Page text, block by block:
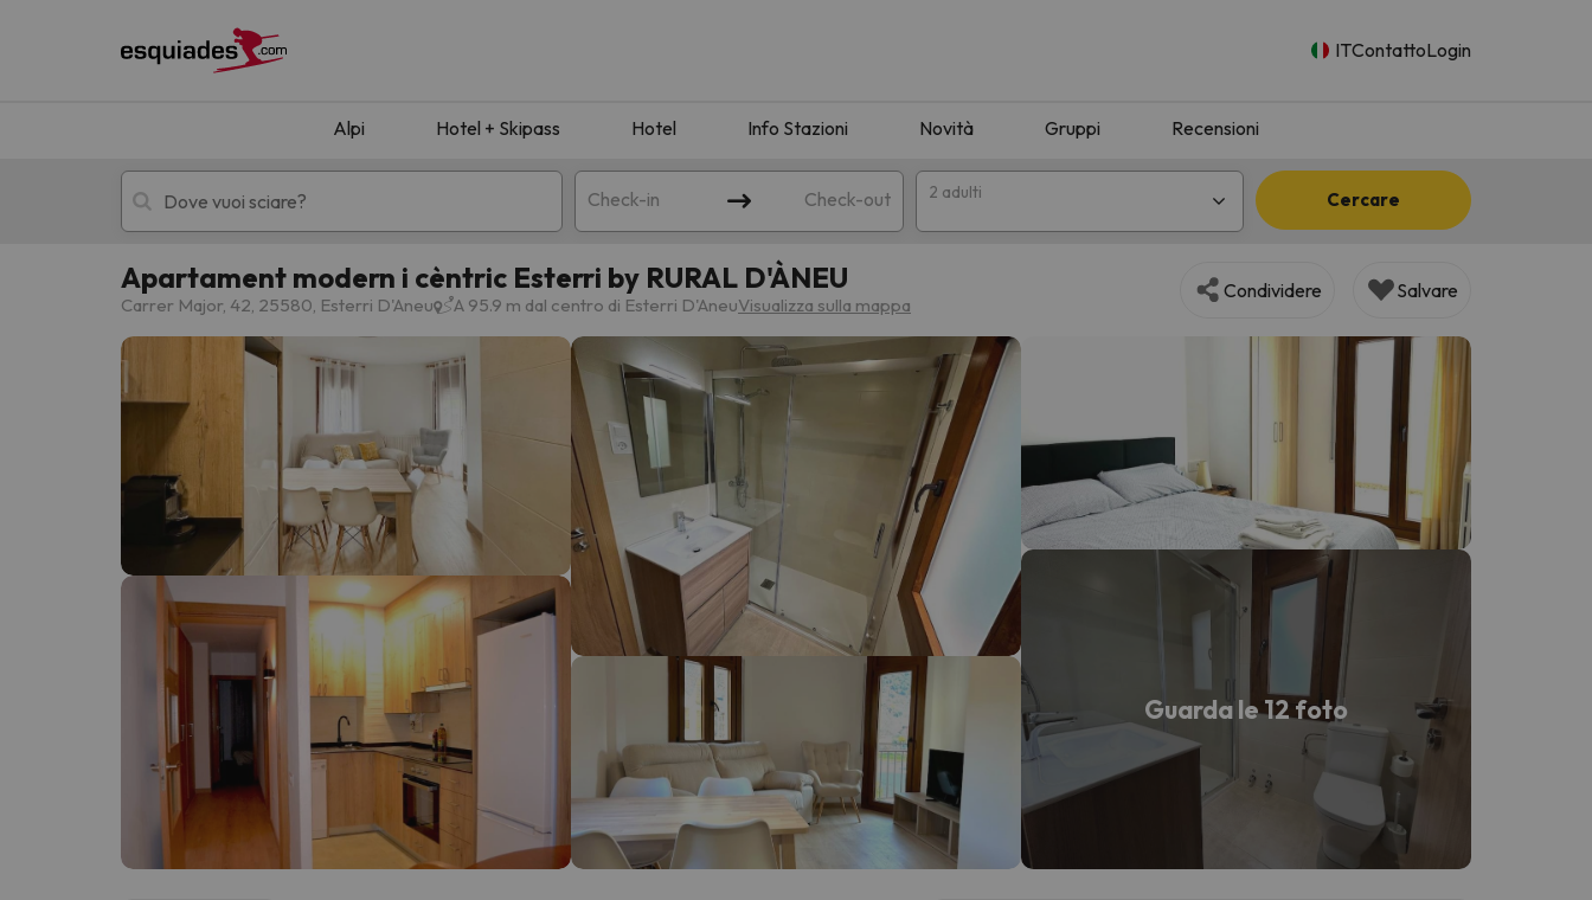
ITContattoLogin
Alpi Hotel + Skipass Hotel Info Stazioni Novità Gruppi Recensioni
Check-in Check-out 2 adulti Cercare
Hotel + skipass Hotel di montagna
Ops, non abbiamo trovato alcun risultato corrispondente alla sua ricerca. Provare a modificare la destinazione.
Sembra che il nostro ricercatore abbia perso la strada. Non appena troverà la bussola, tornerà.
Apartament modern i cèntric Esterri by RURAL D'ÀNEU
Carrer Major, 42, 25580, Esterri D'Aneu A 95.9 m dal centro di Esterri D'AneuVisualizza sulla mappa
Condividere Salvare
Guarda le 12 foto